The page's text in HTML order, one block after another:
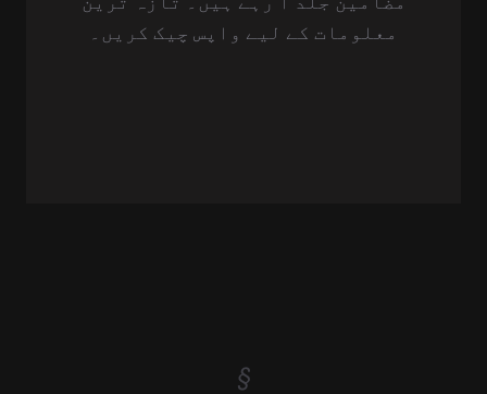
معلومات کے لیے واپس چیک کریں۔
§